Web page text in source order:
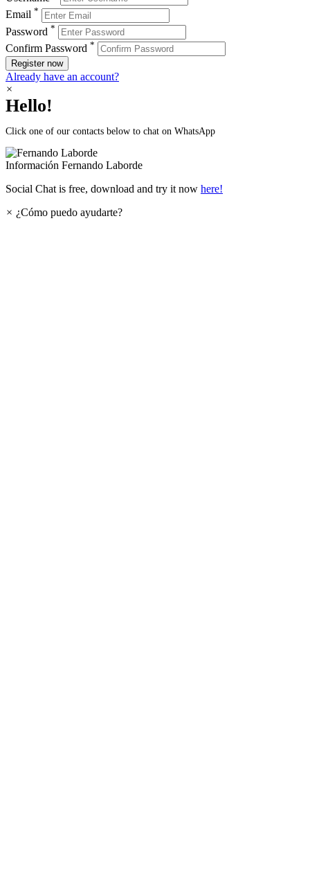
Email *
Password *
Confirm Password *
Register now
Already have an account?
×
Hello!
Click one of our contacts below to chat on WhatsApp
Información Fernando Laborde
Social Chat is free, download and try it now here!
× ¿Cómo puedo ayudarte?